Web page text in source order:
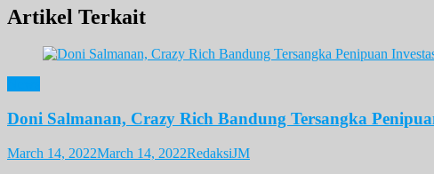
Artikel Terkait
Doni Salmanan, Crazy Rich Bandung Tersangka
March 14, 2022March 14, 2022RedaksiJM